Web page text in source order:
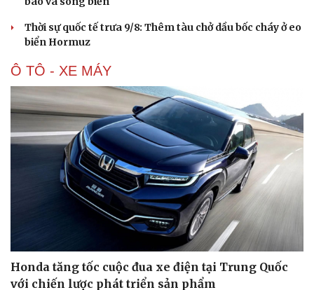
Thời sự quốc tế trưa 9/8: Thêm tàu chở dầu bốc cháy ở eo
biển Hormuz
Ô TÔ - XE MÁY
Honda tăng tốc cuộc đua xe điện tại Trung Quốc
với chiến lược phát triển sản phẩm